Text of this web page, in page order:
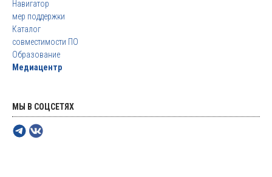
Навигатор
мер поддержки
Каталог
совместимости ПО
Образование
Медиацентр
МЫ В СОЦСЕТЯХ